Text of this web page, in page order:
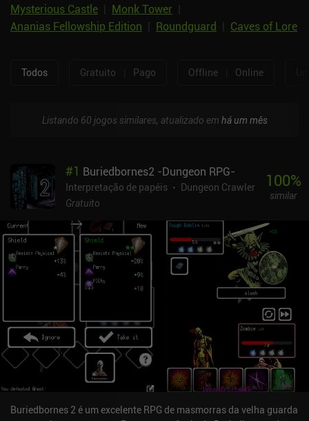
Mysterious Castle
Monk Tower
Ananias Fellowship Edition
Roundguard Caves of Lore
Todos Gratuito Pago Offline Online
Listando 60 jogos similares, atualizado em há um mês
#1 Buriedbornes2 -Dungeon RPG-
Interpretação de papéis
Dungeon Crawler
Gratuito
100%
similar
Buriedbornes 2 é um excelente RPG de masmorras da velha guarda